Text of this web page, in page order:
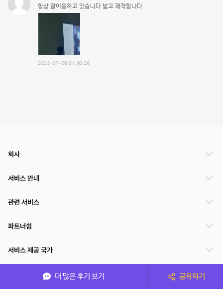
항상 잘이용하고 있습니다 넓고 쾌적합니다
2024-07-08 01:30:26
더 많은 후기 보기 공유하기
회사
서비스 안내
관련 서비스
파트너쉽
서비스 제공 국가